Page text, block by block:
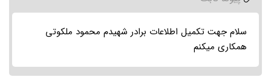
سلام جهت تکمیل اطلاعات برادر شهیدم محمود ملکوتی
همکاری میکنم